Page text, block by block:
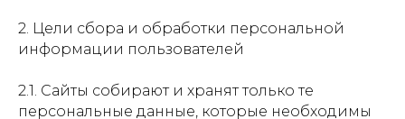
2. Цели сбора и обработки персональной
информации пользователей
2.1. Сайты собирают и хранят только те
персональные данные, которые необходимы